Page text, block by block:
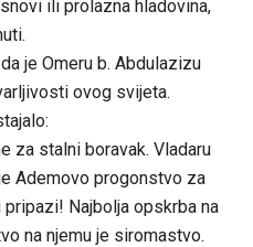
ili prolazna hladovina,
je Omeru b. Abdulazizu
ovog svijeta.
za stalni boravak. Vladaru
Ademovo progonstvo za
Najbolja opskrba na
na njemu je siromastvo.